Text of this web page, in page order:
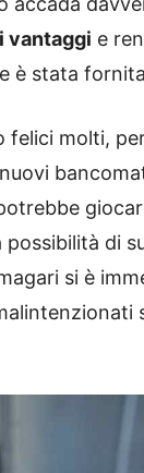
vantaggi e
è stata
felici molti,
di
si è